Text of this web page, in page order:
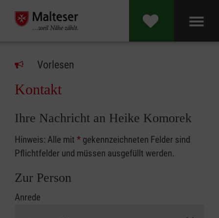
Vorlesen
Kontakt
Ihre Nachricht an Heike Komorek
Hinweis: Alle mit * gekennzeichneten Felder sind
Pflichtfelder und müssen ausgefüllt werden.
Zur Person
Anrede